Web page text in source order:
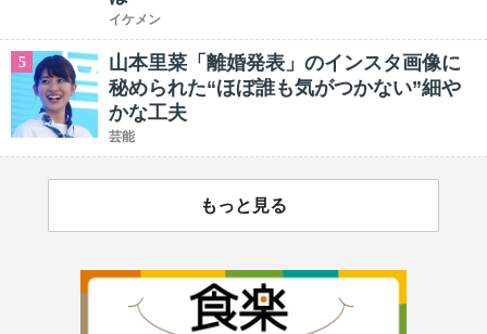
イケメン
5
山本里菜「離婚発表」のインスタ画像に
秘められた“ほぼ誰も気がつかない”細や
かな工夫
芸能
もっと見る